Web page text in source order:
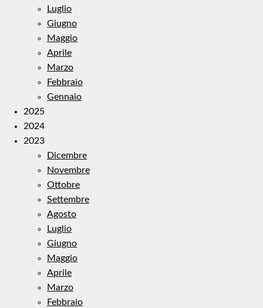
Luglio
Giugno
Maggio
Aprile
Marzo
Febbraio
Gennaio
2025
2024
2023
Dicembre
Novembre
Ottobre
Settembre
Agosto
Luglio
Giugno
Maggio
Aprile
Marzo
Febbraio